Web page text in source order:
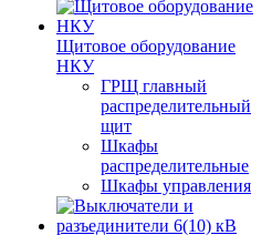
Щитовое оборудование
НКУ
ГРЩ главный
распределительный
щит
Шкафы
распределительные
Шкафы управления